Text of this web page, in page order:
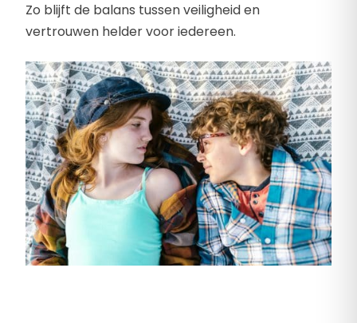
Zo blijft de balans tussen veiligheid en
vertrouwen helder voor iedereen.